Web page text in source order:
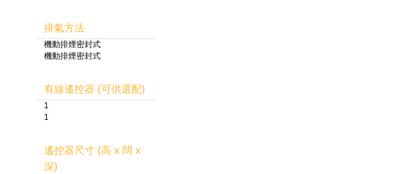
排氣方法
機動排煙密封式
機動排煙密封式
有線遙控器 (可供選配)
1
1
遙控器尺寸 (高 x 闊 x
深)